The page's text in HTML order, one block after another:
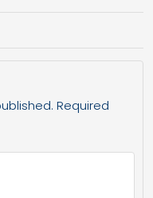
Required